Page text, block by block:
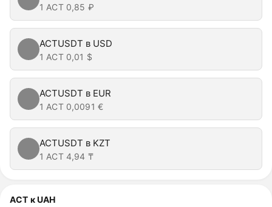
1 ACT 0,85 ₽
ACTUSDT в USD
1 ACT 0,01 $
ACTUSDT в EUR
1 ACT 0,0091 €
ACTUSDT в KZT
1 ACT 4,94 ₸
ACT к UAH